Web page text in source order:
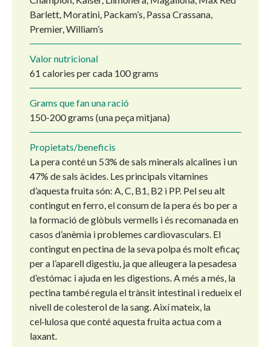
Barlett, Moratini, Packam’s, Passa Crassana,
Premier, William’s
Valor nutricional
61 calories per cada 100 grams
Grams que fan una ració
150-200 grams (una peça mitjana)
Propietats/beneficis
La pera conté un 53% de sals minerals alcalines i un
47% de sals àcides. Les principals vitamines
d’aquesta fruita són: A, C, B1, B2 i PP. Pel seu alt
contingut en ferro, el consum de la pera és bo per a
la formació de glòbuls vermells i és recomanada en
casos d’anèmia i problemes cardiovasculars. El
contingut en pectina de la seva polpa és molt eficaç
per a l’aparell digestiu, ja que alleugera la pesadesa
d’estómac i ajuda en les digestions. A més a més, la
pectina també regula el trànsit intestinal i redueix el
nivell de colesterol de la sang. Així mateix, la
cel·lulosa que conté aquesta fruita actua com a
laxant.